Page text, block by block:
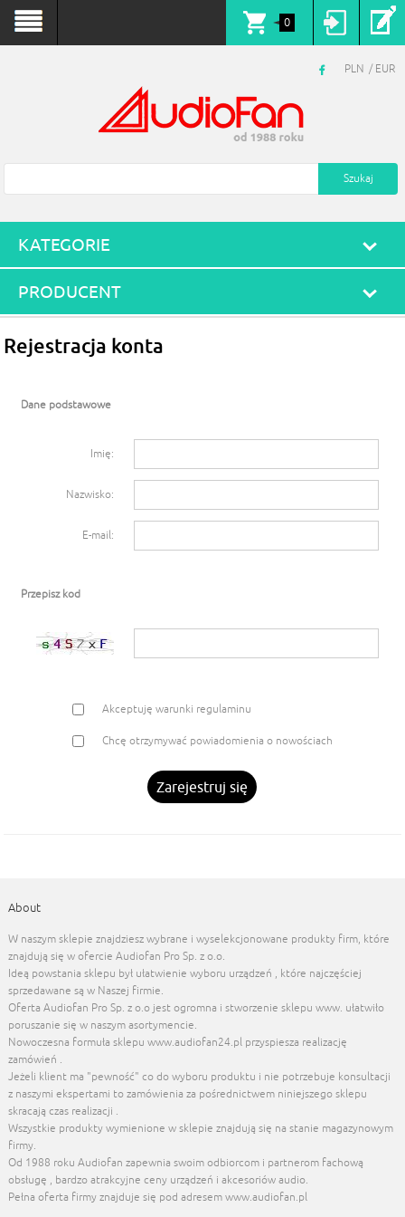
0
PLN EUR
KATEGORIE
PRODUCENT
Rejestracja konta
Dane podstawowe
Imię:
Nazwisko:
E-mail:
Przepisz kod
Akceptuję warunki regulaminu
Chcę otrzymywać powiadomienia o nowościach
About
W naszym sklepie znajdziesz wybrane i wyselekcjonowane produkty firm, które
znajdują się w ofercie Audiofan Pro Sp. z o.o.
Ideą powstania sklepu był ułatwienie wyboru urządzeń , które najczęściej
sprzedawane są w Naszej firmie.
Oferta Audiofan Pro Sp. z o.o jest ogromna i stworzenie sklepu www. ułatwiło
poruszanie się w naszym asortymencie.
Nowoczesna formuła sklepu www.audiofan24.pl przyspiesza realizację
zamówień .
Jeżeli klient ma "pewność" co do wyboru produktu i nie potrzebuje konsultacji
z naszymi ekspertami to zamówienia za pośrednictwem niniejszego sklepu
skracają czas realizacji .
Wszystkie produkty wymienione w sklepie znajdują się na stanie magazynowym
firmy.
Od 1988 roku Audiofan zapewnia swoim odbiorcom i partnerom fachową
obsługę , bardzo atrakcyjne ceny urządzeń i akcesoriów audio.
Pełna oferta firmy znajduje się pod adresem www.audiofan.pl